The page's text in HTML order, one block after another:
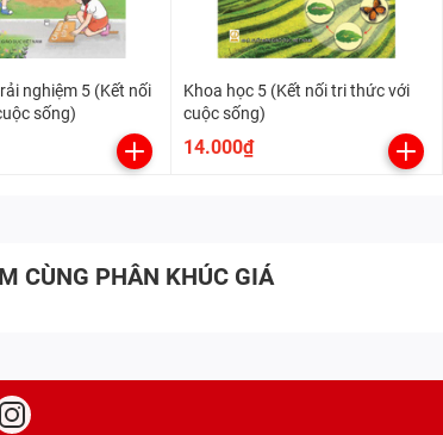
nghiệm 5 (Kết nối
sống)
Khoa học 5 (Kết nối tri thức với
cuộc sống)
14.000₫
CÙNG PHÂN KHÚC GIÁ